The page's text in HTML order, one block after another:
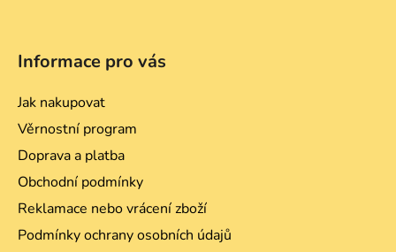
Informace pro vás
Jak nakupovat
Věrnostní program
Doprava a platba
Obchodní podmínky
Reklamace nebo vrácení zboží
Podmínky ochrany osobních údajů